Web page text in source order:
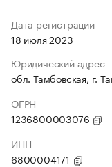
Дата регистрации
18 июля 2023
Юридический адрес
обл. Тамбовская, г.
ОГРН
1236800003076
ИНН
6800004171